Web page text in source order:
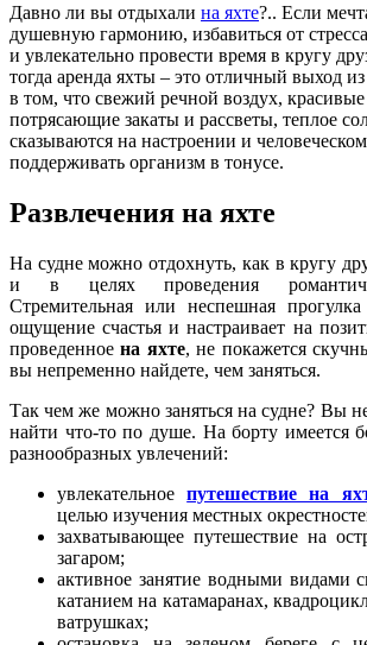
Давно ли вы отдыхали на яхте?.. Если
душевную гармонию, избавиться от
и увлекательно провести время в кругу
тогда аренда яхты – это отличный выход
в том, что свежий речной воздух, красивые
потрясающие закаты и рассветы, теплое
сказываются на настроении и
поддерживать организм в тонусе.
Развлечения на яхте
На судне можно отдохнуть, как в кругу
и в целях проведения
Стремительная или неспешная
ощущение счастья и настраивает на
проведенноена яхте, не покажется
вы непременно найдете, чем заняться.
Так чем же можно заняться на судне? Вы
найти что-то по душе. На борту имеется
разнообразных увлечений:
увлекательноепутешествие на
целью изучения местных
захватывающее путешествие на
загаром;
активное занятие водными видами
катанием на катамаранах,
ватрушках;